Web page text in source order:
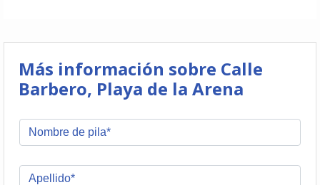
Más información sobre Calle
Barbero, Playa de la Arena